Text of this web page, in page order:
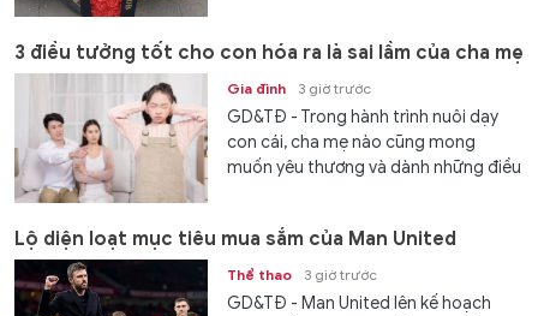
3 điều tưởng tốt cho con hóa ra là sai lầm của cha mẹ
Gia đình 3 giờ trước
GD&TĐ - Trong hành trình nuôi dạy
con cái, cha mẹ nào cũng mong
muốn yêu thương và dành những điều
Lộ diện loạt mục tiêu mua sắm của Man United
Thể thao 3 giờ trước
GD&TĐ - Man United lên kế hoạch